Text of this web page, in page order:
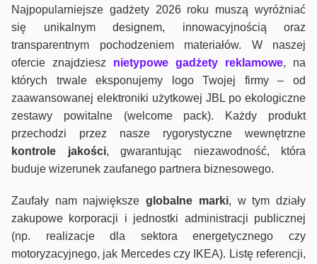
Najpopularniejsze gadżety 2026 roku muszą wyróżniać
się unikalnym designem, innowacyjnością oraz
transparentnym pochodzeniem materiałów. W naszej
ofercie znajdziesz nietypowe gadżety reklamowe, na
których trwale eksponujemy logo Twojej firmy – od
zaawansowanej elektroniki użytkowej JBL po ekologiczne
zestawy powitalne (welcome pack). Każdy produkt
przechodzi przez nasze rygorystyczne wewnętrzne
kontrole jakości, gwarantując niezawodność, która
buduje wizerunek zaufanego partnera biznesowego.
Zaufały nam największeglobalne marki, w tym działy
zakupowe korporacji i jednostki administracji publicznej
(np. realizacje dla sektora energetycznego czy
motoryzacyjnego, jak Mercedes czy IKEA). Listę referencji,